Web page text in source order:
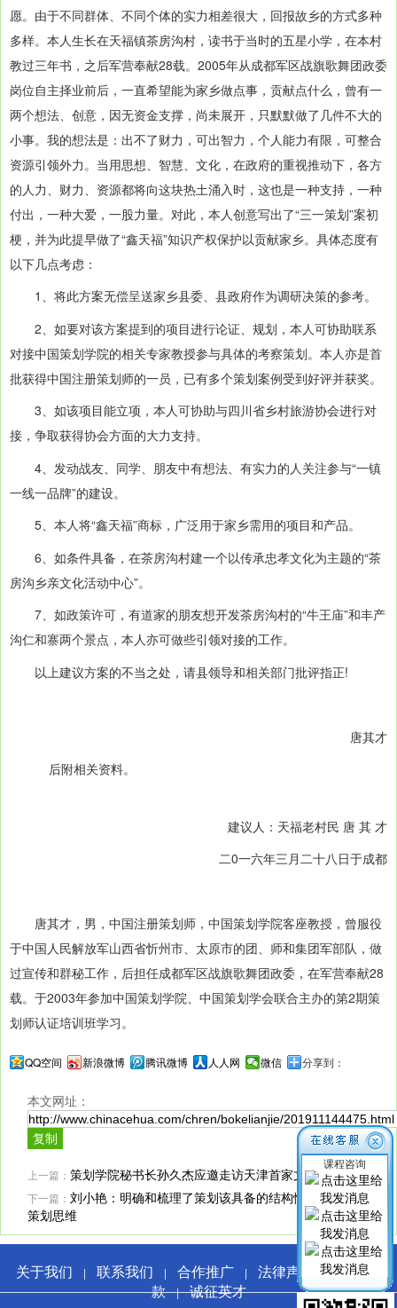
愿。由于不同群体、不同个体的实力相差很大，回报故乡的方式多种
多样。本人生长在天福镇茶房沟村，读书于当时的五星小学，在本村
教过三年书，之后军营奉献28载。2005年从成都军区战旗歌舞团政委
岗位自主择业前后，一直希望能为家乡做点事，贡献点什么，曾有一
两个想法、创意，因无资金支撑，尚未展开，只默默做了几件不大的
小事。我的想法是：出不了财力，可出智力，个人能力有限，可整合
资源引领外力。当用思想、智慧、文化，在政府的重视推动下，各方
的人力、财力、资源都将向这块热土涌入时，这也是一种支持，一种
付出，一种大爱，一股力量。对此，本人创意写出了“三一策划”案初
梗，并为此提早做了“鑫天福”知识产权保护以贡献家乡。具体态度有
以下几点考虑：
1、将此方案无偿呈送家乡县委、县政府作为调研决策的参考。
2、如要对该方案提到的项目进行论证、规划，本人可协助联系
对接中国策划学院的相关专家教授参与具体的考察策划。本人亦是首
批获得中国注册策划师的一员，已有多个策划案例受到好评并获奖。
3、如该项目能立项，本人可协助与四川省乡村旅游协会进行对
接，争取获得协会方面的大力支持。
4、发动战友、同学、朋友中有想法、有实力的人关注参与“一镇
一线一品牌”的建设。
5、本人将“鑫天福”商标，广泛用于家乡需用的项目和产品。
6、如条件具备，在茶房沟村建一个以传承忠孝文化为主题的“茶
房沟乡亲文化活动中心”。
7、如政策许可，有道家的朋友想开发茶房沟村的“牛王庙”和丰产
沟仁和寨两个景点，本人亦可做些引领对接的工作。
以上建议方案的不当之处，请县领导和相关部门批评指正!
唐其才
后附相关资料。
建议人：天福老村民 唐 其 才
二0一六年三月二十八日于成都
唐其才，男，中国注册策划师，中国策划学院客座教授，曾服役
于中国人民解放军山西省忻州市、太原市的团、师和集团军部队，做
过宣传和群秘工作，后担任成都军区战旗歌舞团政委，在军营奉献28
载。于2003年参加中国策划学院、中国策划学会联合主办的第2期策
划师认证培训班学习。
QQ空间 新浪微博 腾讯微博 人人网 微信 分享到：
本文网址：
上一篇： 策划学院秘书长孙久杰应邀走访天津首家文化艺术宾馆
下一篇： 刘小艳：明确和梳理了策划该具备的结构性，系统性的
策划思维
关于我们 | 联系我们 | 合作推广 | 法律声明 |服务条
款|诚征英才
课程咨询